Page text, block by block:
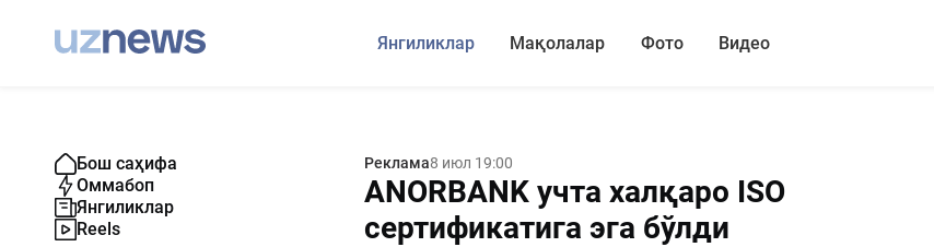
Янгиликлар Мақолалар Фото Видео
Бош саҳифа
Оммабоп
Янгиликлар
Reels
Реклама8 июл 19:00
ANORBANK учта халқаро ISO
сертификатига эга бўлди